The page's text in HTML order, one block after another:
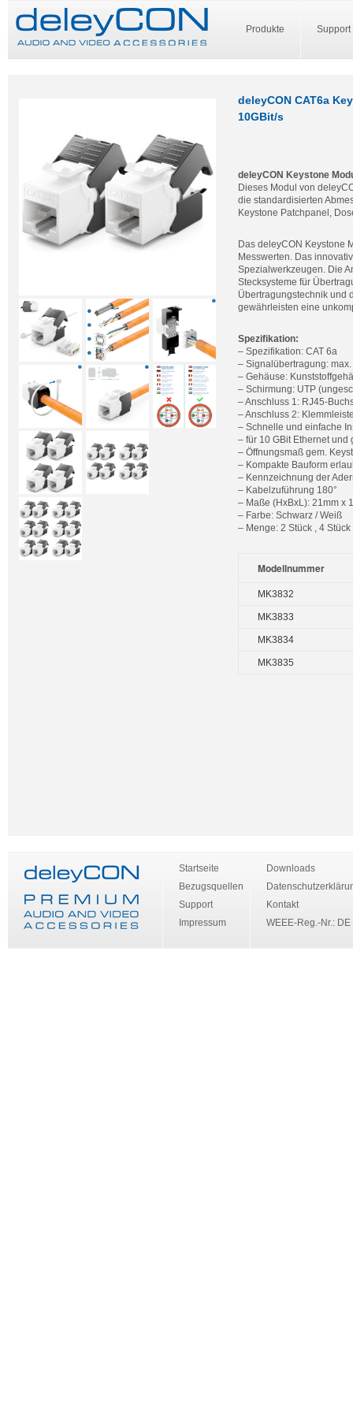
Produkte Support
deleyCON CAT6a
10GBit/s
deleyCON Keystone
Dieses Modul von
die standardisierten
Keystone Patchpanel,
Das deleyCON Keystone
Messwerten. Das
Spezialwerkzeugen. Die
Stecksysteme für
Übertragungstechnik und
gewährleisten eine
Spezifikation:
– Spezifikation: CAT 6a
– Signalübertragung:
– Gehäuse:
– Schirmung: UTP
– Anschluss 1: RJ45-
– Anschluss 2:
– Schnelle und einfache
– für 10 GBit Ethernet und
– Öffnungsmaß gem.
– Kompakte Bauform
– Kennzeichnung der
– Kabelzuführung 180°
– Maße (HxBxL): 21mm x
– Farbe: Schwarz / Weiß
– Menge: 2 Stück , 4
Modellnummer
MK3832
MK3833
MK3834
MK3835
Startseite
Bezugsquellen
Support
Impressum
Downloads
Kontakt
WEEE-Reg.-Nr.: